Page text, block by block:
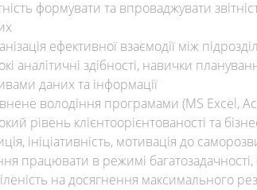
формувати та впроваджувати
ефективної взаємодії між
аналітичні здібності, навички
даних та інформації
володіння програмами (MS Excel,
рівень клієнтоорієнтованості та
ініціативність, мотивація до
працювати в режимі багатозадачності,
на досягнення максимального